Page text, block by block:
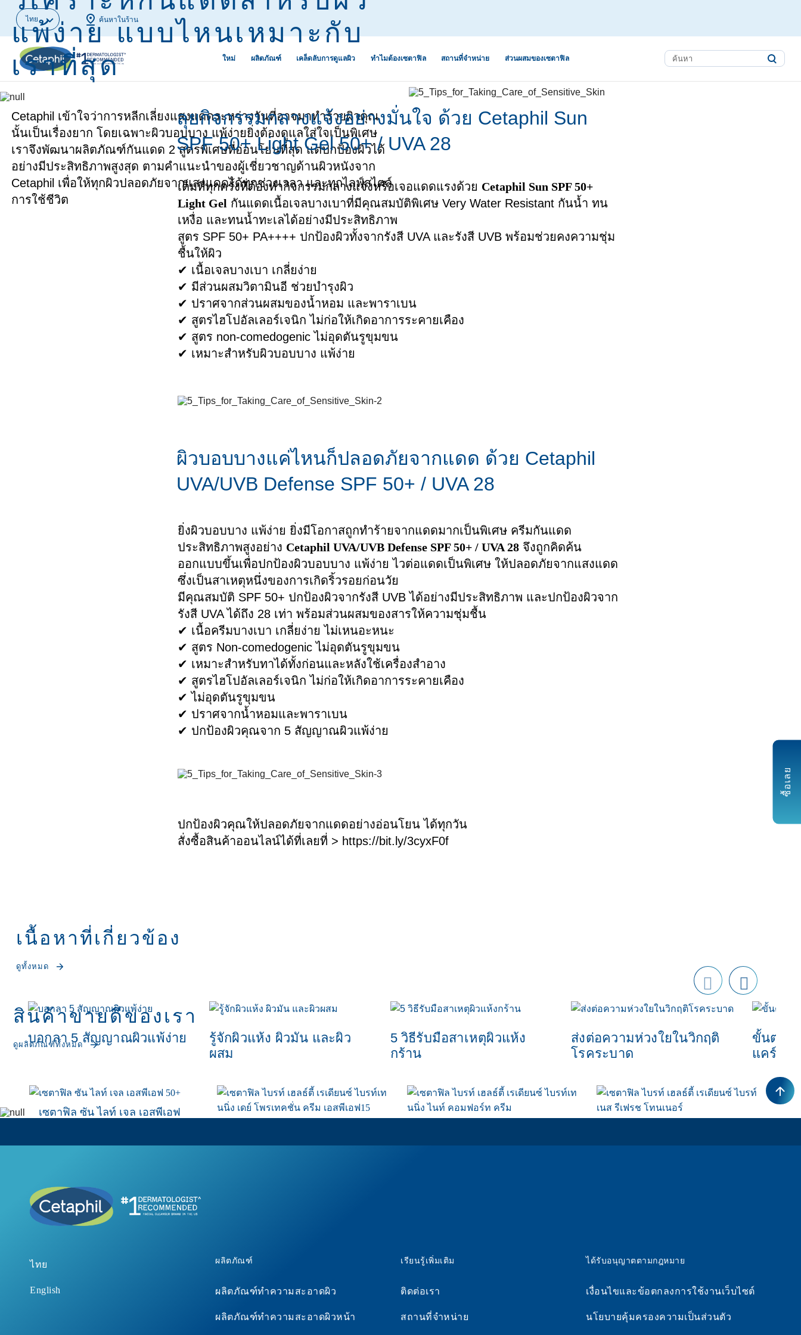
ไทย ค้นหาในร้าน
ใหม่ ผลิตภัณฑ์
ผลิตภัณฑ์ทำความสะอาดผิว
ผลิตภัณฑ์ทำความสะอาดผิว
หน้า
ผลิตภัณฑ์ทำความสะอาดผิว
กาย
มอยซ์เจอไรเซอร์ & เซรั่ม
มอยซ์เจอไรเซอร์บำรุงผิว
ผลิตภัณฑ์ดูแลผิวเด็กแรก
ผลิตภัณฑ์สำหรับผิวแพ้ง่าย
ผิวมัน สิวและริ้วรอยจากสิว
ผิวหมองคล้ำ ขาดความชุ่ม
ชื้น
เครื่องสำอางและสิ่งสกปรก
บนผิว
ผิวแห้งกร้าน
ผิวมีอาการผื่นภูมิแพ้
ผิวระคายเคือง แห้งแตก
แห้งเป็นขุย
ผิวไม่เรียบเนียน ขรุขระ ลอก
ป็นขุย
สีผิวไม่สม่ำเสมอ มีจุดด่างดำ
ผิวแห้ง
ผิวผสม
ผิวธรรมดา
ผิวมัน
ว่านหางจระเข้
กลีเซอรีน
กรดไฮยาลูโรนิก
เคล็ดลับการดูแลผิว
ขั้นตอนการดูแลผิวด้วยสกิน
แคร์
ในวันที่ฤดูฝุ่นครองเมือง
ตัวช่วยดูแลผิวหน้าให้สะอาด
หมดจดจาก PM2.5
บอกลา 5 สัญญาณผิวแพ้ง่าย
เลือกคลีนเซอร์ที่ใช่ตาม
ล้างหน้าแบบไหนดีที่สุด?
โลชั่นหรือครีม เลือกที่ใช่ให้
เคล็ดลับผิวดีที่ผู้เชี่ยวชาญ
ทำเลเซอร์ให้กลับมาสุขภาพ
ผิวแพ้จากมลพิษ ฝุ่น ควัน
เริ่มใหม่
ผิวแพ้ของคนออกกำลังกาย
รีมูฟจุดด่างดำ ปรับสีผิวไม่
สม่ำเสมอ
รักษาสิวผดให้หายขาดอย่าง
ถูกวิธี
ขุย ด้วยมอยซ์เจอไรเซอร์ที่
ใช่
วิธีดูแลลูกเป็นผื่นแพ้ผิวหนัง
ฟื้นฟูปัญหาผิวแห้ง แดง หน้า
ลอก เป็นขุย ด้วยเซ็ท CTMP
การดูแลสูตรพิเศษ
การดูแลระบบนิเวศผิวเพื่อ
ป้องกันผิวแพ้ง่าย
5 เหตุผลที่คุณจะรัก “เซตา
ฟิล”
การอ่านฉลากสำหรับผิวแพ้
ง่าย
เซตาฟิลปรับสูตร “ผิวแพ้
อย่ายอมแพ้”
เคล็ดลับล้างหน้าด้วยเซตา
ฟิล ซูธติ้ง โฟมวอช
ผิวสุขภาพดีแบบฉบับเซตา
ฟิล
ทำไมต้องเซตาฟิล สถานที่จำหน่าย ส่วนผสมของเซตาฟิล
แพ้ง่าย แบบไหนเหมาะกับ
เราที่สุด
Cetaphil เข้าใจว่าการหลีกเลี่ยงแสงแดดระหว่างวันที่อาจมาทำร้ายผิวคุณ
นั้นเป็นเรื่องยาก โดยเฉพาะผิวบอบบาง แพ้ง่ายยิ่งต้องดูแลใส่ใจเป็นพิเศษ
เราจึงพัฒนาผลิตภัณฑ์กันแดด 2 สูตรพิเศษที่อ่อนโยนที่สุด แต่ปกป้องผิวได้
อย่างมีประสิทธิภาพสูงสุด ตามคำแนะนำของผู้เชี่ยวชาญด้านผิวหนังจาก
Cetaphil เพื่อให้ทุกผิวปลอดภัยจากแสงแดดได้ทุกช่วงเวลา และทุกไลฟ์สไตล์
การใช้ชีวิต
ลุยกิจกรรมกลางแจ้งอย่างมั่นใจ ด้วย Cetaphil Sun
SPF 50+ Light Gel 50+ / UVA 28
เต็มที่ทุกครั้งที่ต้องทำกิจกรรมกลางแจ้งหรือเจอแดดแรงด้วย Cetaphil Sun SPF 50+
Light Gel กันแดดเนื้อเจลบางเบาที่มีคุณสมบัติพิเศษ Very Water Resistant กันน้ำ ทน
เหงื่อ และทนน้ำทะเลได้อย่างมีประสิทธิภาพ
สูตร SPF 50+ PA++++ ปกป้องผิวทั้งจากรังสี UVA และรังสี UVB พร้อมช่วยคงความชุ่ม
ชื้นให้ผิว
✔ เนื้อเจลบางเบา เกลี่ยง่าย
✔ มีส่วนผสมวิตามินอี ช่วยบำรุงผิว
✔ ปราศจากส่วนผสมของน้ำหอม และพาราเบน
✔ สูตรไฮโปอัลเลอร์เจนิก ไม่ก่อให้เกิดอาการระคายเคือง
✔ สูตร non-comedogenic ไม่อุดตันรูขุมขน
✔ เหมาะสำหรับผิวบอบบาง แพ้ง่าย
ผิวบอบบางแค่ไหนก็ปลอดภัยจากแดด ด้วย Cetaphil
UVA/UVB Defense SPF 50+ / UVA 28
ยิ่งผิวบอบบาง แพ้ง่าย ยิ่งมีโอกาสถูกทำร้ายจากแดดมากเป็นพิเศษ ครีมกันแดด
ประสิทธิภาพสูงอย่าง Cetaphil UVA/UVB Defense SPF 50+ / UVA 28 จึงถูกคิดค้น
ออกแบบขึ้นเพื่อปกป้องผิวบอบบาง แพ้ง่าย ไวต่อแดดเป็นพิเศษ ให้ปลอดภัยจากแสงแดด
ซึ่งเป็นสาเหตุหนึ่งของการเกิดริ้วรอยก่อนวัย
มีคุณสมบัติ SPF 50+ ปกป้องผิวจากรังสี UVB ได้อย่างมีประสิทธิภาพ และปกป้องผิวจาก
รังสี UVA ได้ถึง 28 เท่า พร้อมส่วนผสมของสารให้ความชุ่มชื้น
✔ เนื้อครีมบางเบา เกลี่ยง่าย ไม่เหนอะหนะ
✔ สูตร Non-comedogenic ไม่อุดตันรูขุมขน
✔ เหมาะสำหรับทาได้ทั้งก่อนและหลังใช้เครื่องสำอาง
✔ สูตรไฮโปอัลเลอร์เจนิก ไม่ก่อให้เกิดอาการระคายเคือง
✔ ไม่อุดตันรูขุมขน
✔ ปราศจากน้ำหอมและพาราเบน
✔ ปกป้องผิวคุณจาก 5 สัญญาณผิวแพ้ง่าย
ปกป้องผิวคุณให้ปลอดภัยจากแดดอย่างอ่อนโยน ได้ทุกวัน
สั่งซื้อสินค้าออนไลน์ได้ที่เลยที่ > https://bit.ly/3cyxF0f
เนื้อหาที่เกี่ยวข้อง
ดูทั้งหมด
Prev
ious
next
บอกลา 5 สัญญาณผิวแพ้ง่าย
รู้จักผิวแห้ง ผิวมัน และผิว
ผสม
5 วิธีรับมือสาเหตุผิวแห้ง
กร้าน
ส่งต่อความห่วงใยในวิกฤติ
โรคระบาด
ขั้นตอน
แคร์
สินค้าขายดีของเรา
ดูผลิตภัณฑ์ทั้งหมด
เซตาฟิล ซัน ไลท์ เจล เอสพีเอฟ
ซื้อเลย
ซื้อเลย
ไทย
English
ผลิตภัณฑ์
ผลิตภัณฑ์ทำความสะอาดผิว
ผลิตภัณฑ์ทำความสะอาดผิวหน้า
เรียนรู้เพิ่มเติม
ติดต่อเรา
สถานที่จำหน่าย
ได้รับอนุญาตตามกฎหมาย
เงื่อนไขและข้อตกลงการใช้งานเว็บไซต์
นโยบายคุ้มครองความเป็นส่วนตัว